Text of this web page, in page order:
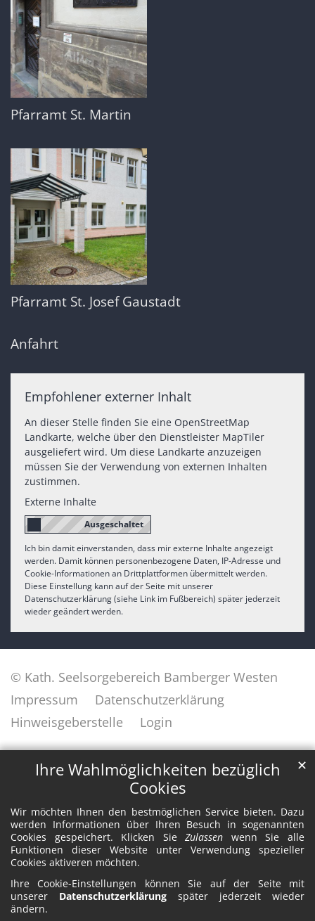
Ihre Wahlmöglichkeiten bezüglich
Cookies
Wir möchten Ihnen den bestmöglichen Service bieten. Dazu
werden Informationen über Ihren Besuch in sogenannten
Cookies gespeichert. Klicken SieZulassen wenn Sie alle
Funktionen dieser Website unter Verwendung spezieller
Cookies aktiveren möchten.
Ihre Cookie-Einstellungen können Sie auf der Seite mit
unserer Datenschutzerklärung später jederzeit wieder
ändern.
✕
Pfarramt St. Martin
Pfarramt St. Josef Gaustadt
Anfahrt
Empfohlener externer Inhalt
An dieser Stelle finden Sie eine OpenStreetMap
Landkarte, welche über den Dienstleister MapTiler
ausgeliefert wird. Um diese Landkarte anzuzeigen
müssen Sie der Verwendung von externen Inhalten
zustimmen.
Externe Inhalte
Ich bin damit einverstanden, dass mir externe Inhalte angezeigt
werden. Damit können personenbezogene Daten, IP-Adresse und
Cookie-Informationen an Drittplattformen übermittelt werden.
Diese Einstellung kann auf der Seite mit unserer
Datenschutzerklärung (siehe Link im Fußbereich) später jederzeit
wieder geändert werden.
© Kath. Seelsorgebereich Bamberger Westen
Impressum
Datenschutzerklärung
Hinweisgeberstelle
Login